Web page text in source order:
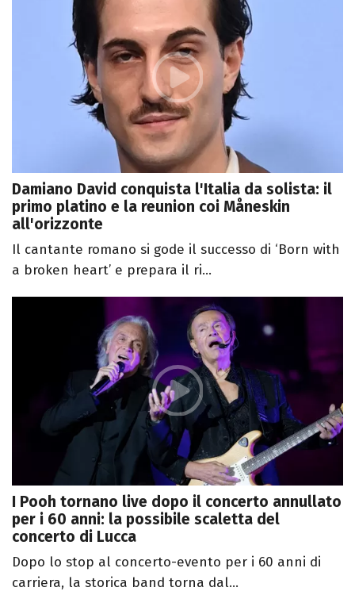
Damiano David conquista l'Italia da solista: il
primo platino e la reunion coi Måneskin
all'orizzonte
Il cantante romano si gode il successo di ‘Born with
a broken heart’ e prepara il ri...
I Pooh tornano live dopo il concerto annullato
per i 60 anni: la possibile scaletta del
concerto di Lucca
Dopo lo stop al concerto-evento per i 60 anni di
carriera, la storica band torna dal...